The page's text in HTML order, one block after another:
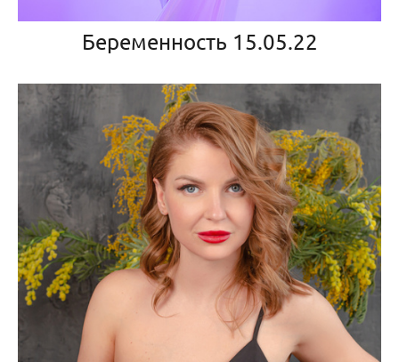
Беременность 15.05.22